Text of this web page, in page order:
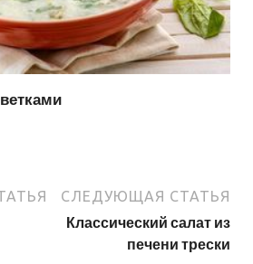
СЛЕДУЮЩАЯ СТАТЬЯ
Классический салат из
печени трески